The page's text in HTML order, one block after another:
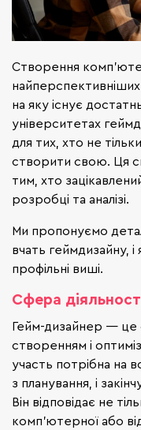
Створення
на яку існує
університетах
для тих, хто не
створити свою. Ця
тим, хто
розробці та аналізі.
Ми пропонуємо
вчать геймдизайну,
профільні виші.
Сфера
Гейм-дизайнер — це
створенням і
участь потрібна на
з планування, і
Він відповідає не
комп'ютерної або